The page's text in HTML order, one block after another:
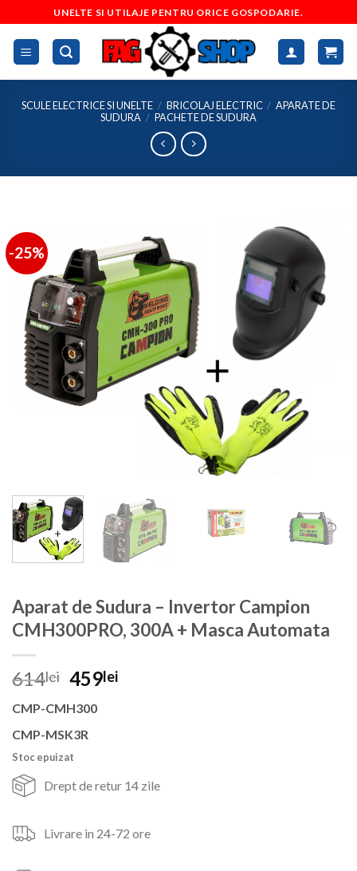
to
content
UNELTE SI UTILAJE PENTRU ORICE GOSPODARIE.
SCULE ELECTRICE SI UNELTE / BRICOLAJ ELECTRIC / APARATE DE
SUDURA / PACHETE DE SUDURA
-25%
Aparat de Sudura – Invertor Campion
CMH300PRO, 300A + Masca Automata
614lei Prețul
a
fost:
614lei.
459leiPrețul
CMP-CMH300
CMP-MSK3R
Stoc epuizat
Drept de retur 14 zile
Livrare in 24-72 ore